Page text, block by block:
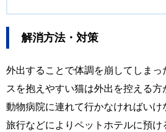
解消方法・対策
外出することで体調を崩してしまっ
スを抱えやすい猫は外出を控える
動物病院に連れて行かなければい
旅行などによりペットホテルに預